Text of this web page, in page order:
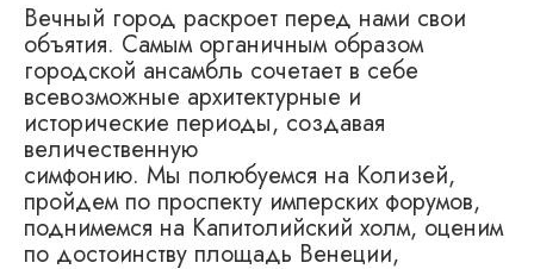
Вечный город раскроет перед нами свои
объятия. Самым органичным образом
городской ансамбль сочетает в себе
всевозможные архитектурные и
исторические периоды, создавая
величественную
симфонию. Мы полюбуемся на Колизей,
пройдем по проспекту имперских форумов,
поднимемся на Капитолийский холм, оценим
по достоинству площадь Венеции,